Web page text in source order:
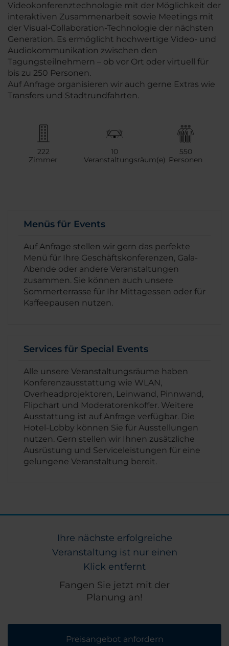
Videokonferenztechnologie mit der Möglichkeit der
interaktiven Zusammenarbeit sowie Meetings mit
der Visual-Collaboration-Technologie der nächsten
Generation. Es ermöglicht hochwertige Video- und
Audiokommunikation zwischen den
Tagungsteilnehmern – ob vor Ort oder virtuell für
bis zu 250 Personen.
Auf Anfrage organisieren wir auch gerne Extras wie
Transfers und Stadtrundfahrten.
222
Zimmer
10
Veranstaltungsräum(e)
550
Personen
Menüs für Events
Auf Anfrage stellen wir gern das perfekte
Menü für Ihre Geschäftskonferenzen, Gala-
Abende oder andere Veranstaltungen
zusammen. Sie können auch unsere
Sommerterrasse für Ihr Mittagessen oder für
Kaffeepausen nutzen.
Services für Special Events
Alle unsere Veranstaltungsräume haben
Konferenzausstattung wie WLAN,
Overheadprojektoren, Leinwand, Pinnwand,
Flipchart und Moderatorenkoffer. Weitere
Ausstattung ist auf Anfrage verfügbar. Die
Hotel-Lobby können Sie für Ausstellungen
nutzen. Gern stellen wir Ihnen zusätzliche
Ausrüstung und Serviceleistungen für eine
gelungene Veranstaltung bereit.
Ihre nächste erfolgreiche
Veranstaltung ist nur einen
Klick entfernt
Fangen Sie jetzt mit der
Planung an!
Preisangebot anfordern